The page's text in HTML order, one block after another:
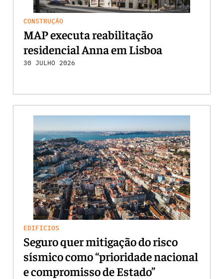
CONSTRUÇÃO
MAP executa reabilitação
residencial Anna em Lisboa
30 JULHO 2026
EDIFÍCIOS
Seguro quer mitigação do risco
sísmico como “prioridade nacional
e compromisso de Estado”